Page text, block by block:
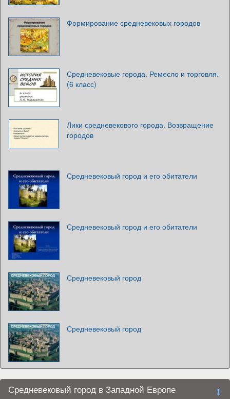
Формирование средневековых городов
Средневековые города. Ремесло и торговля.
(6 класс)
Лики средневекового города. Возвращение
городов
Средневековый город и его обитатели
Средневековый город и его обитатели
Средневековый город
Средневековый город
Средневековый город в Западной Европе